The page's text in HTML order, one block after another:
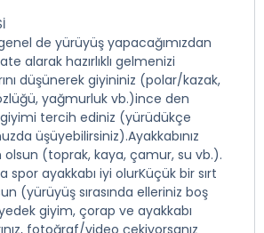
de yürüyüş yapacağımızdan
alarak hazırlıklı gelmenizi
düşünerek giyininiz (polar/kazak,
yağmurluk vb.)ince den
tercih ediniz (yürüdükçe
üşüyebilirsiniz).Ayakkabınız
(toprak, kaya, çamur, su vb.).
spor ayakkabı iyi olurKüçük bir sırt
(yürüyüş sırasında elleriniz boş
giyim, çorap ve ayakkabı